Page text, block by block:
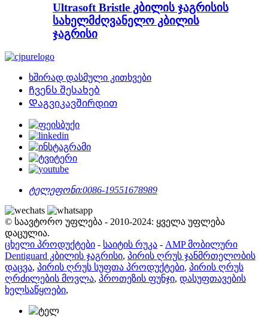
Ultrasoft Bristle კბილის ჯაგრისის
სახელმძღვანელო კბილის
ჯაგრისი
ხშირად დასმული კითხვები
Ჩვენს შესახებ
Დაგვიკავშირდით
ტელეფონი:0086-19551678989
© საავტორო უფლება - 2010-2024: ყველა უფლება
დაცულია.
ცხელი პროდუქტები - საიტის რუკა - AMP მობილური
Dentiguard კბილის ჯაგრისი, პირის ღრუს ჯანმრთელობის
დაცვა, პირის ღრუს სუფთა პროდუქტები, პირის ღრუს
ღრძილების მოვლა, პროთეზის ფუნჯი, დასუფთავების
ხელსაწყოები,